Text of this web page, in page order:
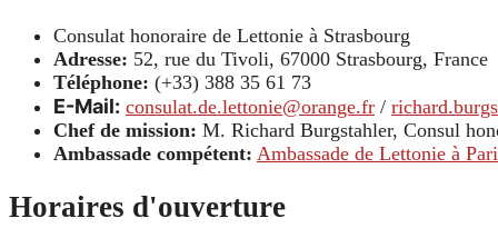
Consulat honoraire de Lettonie à Strasbourg
Adresse: 52, rue du Tivoli, 67000 Strasbourg, France
Téléphone: (+33) 388 35 61 73
E-Mail: consulat.de.lettonie@orange.fr /
Chef de mission: M. Richard Burgstahler, Consul
Ambassade compétent: Ambassade de Lettonie à
Horaires d'ouverture